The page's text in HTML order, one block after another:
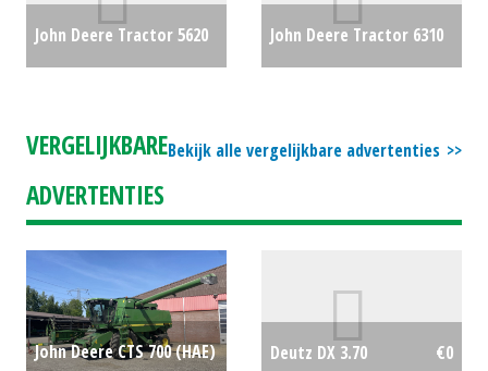
John Deere Tractor 5620
John Deere Tractor 6310
Bekijk alle vergelijkbare advertenties
VERGELIJKBARE
ADVERTENTIES
John Deere CTS 700 (HAE)
Deutz DX 3.70 €0